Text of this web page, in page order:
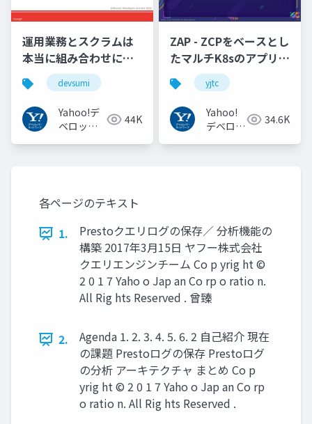
運用業務とスクラムは
本当に組み合わせにく
いのか︖運用業務が大
半を占めるプロダクト
開発での試行錯誤
devsumi
Yahoo!デ
ベロッパ
44K
ZAP - ZCPをベースとし
たマルチK8sのアプリケ
ーション実行基盤
#YJTC / YJTC21 B-3
yjtc
Yahoo!
デベロッ
34.6K
各ページのテキスト
1.
Prestoクエリログの保存／ 分析機能の
構築 2017年3月15日 ヤフー株式会社
クエリエンジンチーム Co p yrig ht ©
2 0 1 7 Yaho o Jap an Co rp o ratio n.
All Rig hts Reserved . 曾臻
2.
Agenda 1. 2. 3. 4. 5. 6. 2 自己紹介 現在
の課題 Prestoログの保存 Prestoログ
の分析 アーキテクチャ まとめ Co p
yrig ht © 2 0 1 7 Yaho o Jap an Co rp
o ratio n. All Rig hts Reserved .